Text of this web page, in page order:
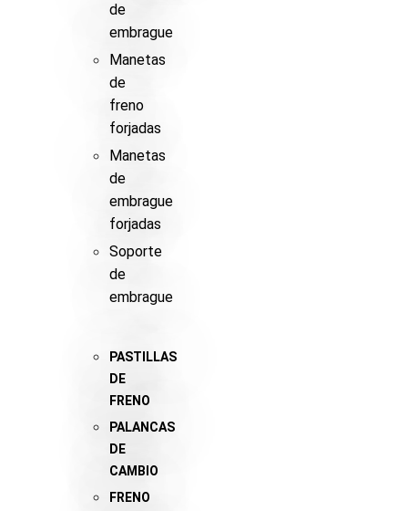
de
embrague
Manetas
de
freno
forjadas
Manetas
de
embrague
forjadas
Soporte
de
embrague
PASTILLAS
DE
FRENO
PALANCAS
DE
CAMBIO
FRENO